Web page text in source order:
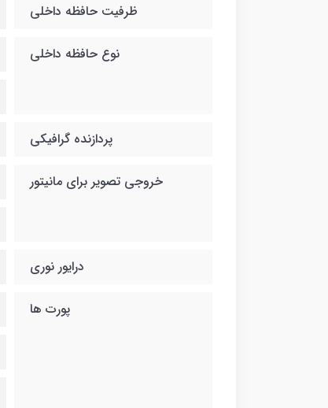
ظرفیت حافظه داخلی
نوع حافظه داخلی
پردازنده گرافیکی
خروجی تصویر برای مانیتور
درایور نوری
پورت ها